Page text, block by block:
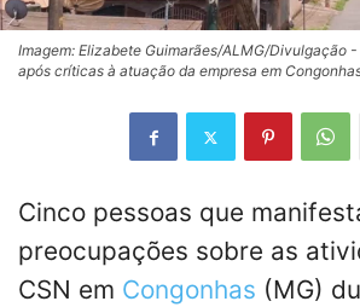
Imagem: Elizabete Guimarães/ALMG/Divulgação
após críticas à atuação da empresa em
Cinco pessoas que
preocupações sobre as
CSN em Congonhas (MG)